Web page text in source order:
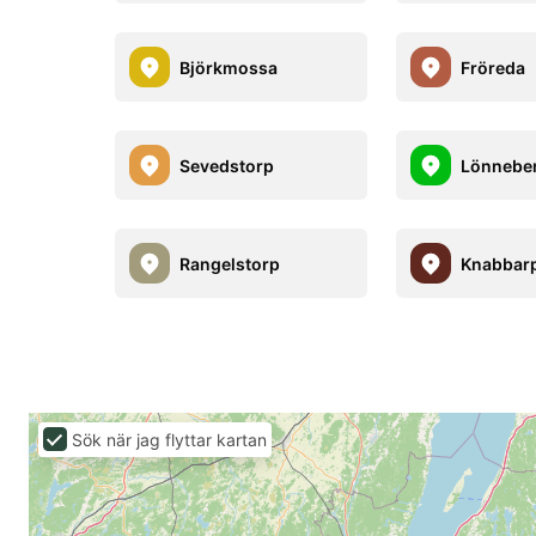
Björkmossa Fröreda
Sevedstorp
Rangelstorp
Sök när jag flyttar kartan